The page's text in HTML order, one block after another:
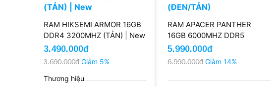
RAM HIKSEMI ARMOR 16GB
DDR4 3200MHZ (TẢN) | New
3.490.000đ
3.690.000đ Giảm 5%
Thương hiệu
RAM APACER PANTHER
16GB 6000MHZ DDR5
(ĐEN/TẢN)
5.990.000đ
6.990.000đ Giảm 14%